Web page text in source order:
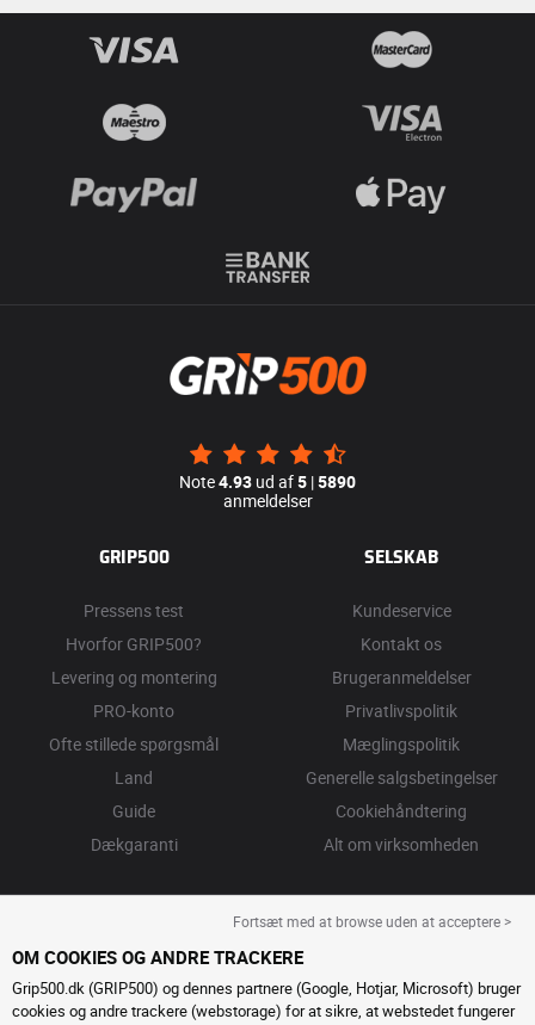
Note4.93 ud af5 |5890
anmeldelser
GRIP500
Pressens test
Hvorfor GRIP500?
Levering og montering
PRO-konto
Ofte stillede spørgsmål
Land
Guide
Dækgaranti
SELSKAB
Kundeservice
Kontakt os
Brugeranmeldelser
Privatlivspolitik
Mæglingspolitik
Generelle salgsbetingelser
Cookiehåndtering
Alt om virksomheden
Fortsæt med at browse uden at acceptere >
OM COOKIES OG ANDRE TRACKERE
Grip500.dk (GRIP500) og dennes partnere (Google, Hotjar, Microsoft) bruger
cookies og andre trackere (webstorage) for at sikre, at webstedet fungerer